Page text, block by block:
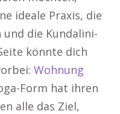
ideale Praxis, die
die Kundalini-
könnte dich
Wohnung
Form hat ihren
alle das Ziel,